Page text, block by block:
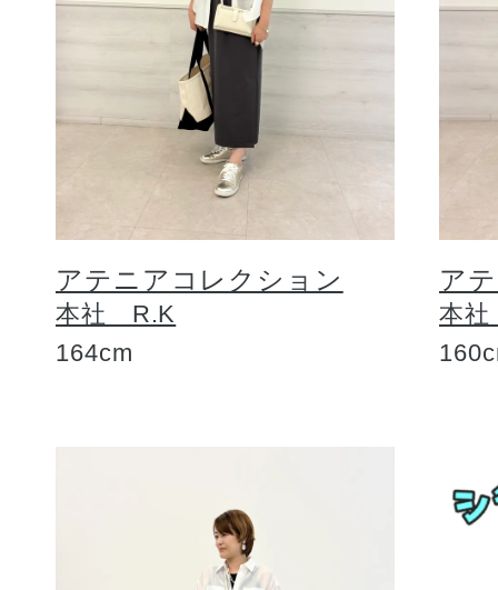
アテニアコレクション
本社 R.K
164cm
ア
本